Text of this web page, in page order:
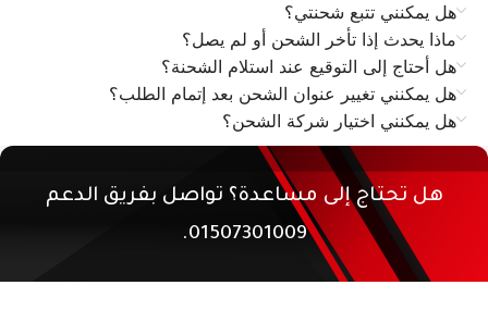
هل يمكنني تتبع شحنتي؟
ماذا يحدث إذا تأخر الشحن أو لم يصل؟
هل أحتاج إلى التوقيع عند استلام الشحنة؟
هل يمكنني تغيير عنوان الشحن بعد إتمام الطلب؟
هل يمكنني اختيار شركة الشحن؟
هل تحتاج إلى مساعدة؟ تواصل بفريق الدعم
01507301009.